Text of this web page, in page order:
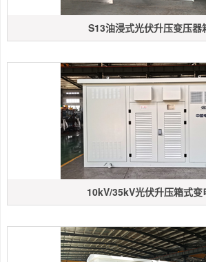
S13油浸式光伏升压变压器
10kV/35kV光伏升压箱式变